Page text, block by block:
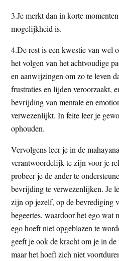
3.Je merkt dan in korte
mogelijkheid is.
4.De rest is een kwestie van wel
het volgen van het achtvoudige
en aanwijzingen om zo te leven
frustraties en lijden veroorzaakt,
bevrijding van mentale en
verwezenlijkt. In feite leer je
ophouden.
Vervolgens leer je in de
verantwoordelijk te zijn voor je
probeer je de ander te
bevrijding te verwezenlijken. Je
zijn op jezelf, op de bevrediging
begeertes, waardoor het ego wat
ego hoeft niet opgeblazen te
geeft je ook de kracht om je in
maar het hoeft zich niet